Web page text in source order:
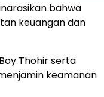
bahwa
keuangan dan
Thohir serta
keamanan